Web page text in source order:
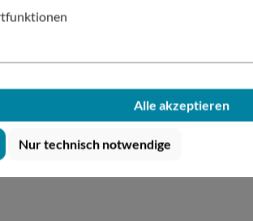
Alle akzeptieren
Nur technisch notwendige